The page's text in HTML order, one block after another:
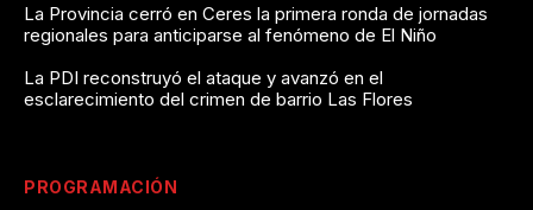
La Provincia cerró en Ceres la primera ronda de jornadas
regionales para anticiparse al fenómeno de El Niño
La PDI reconstruyó el ataque y avanzó en el
esclarecimiento del crimen de barrio Las Flores
PROGRAMACIÓN